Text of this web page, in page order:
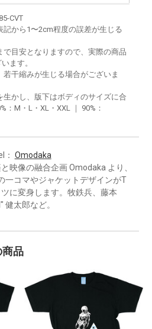
CVT
から1〜2cm程度の誤差が生じる
目安となりますので、実際の商品
ます。
干縮みが生じる場合がございま
かし、版下はボディのサイズに合
：M・L・XL・XXL ｜ 90%：
： Omodaka
映像の融合企画 Omodaka より、
一コマやジャケットデザインがT
に変身します。牧鉄兵、藤本
健太郎など。
商品